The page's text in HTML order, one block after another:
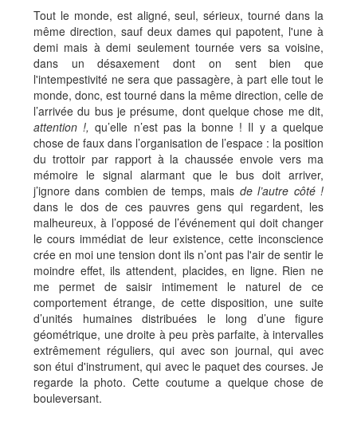
Tout le monde, est aligné, seul, sérieux, tourné dans la
même direction, sauf deux dames qui papotent, l'une à
demi mais à demi seulement tournée vers sa voisine,
dans un désaxement dont on sent bien que
l'intempestivité ne sera que passagère, à part elle tout le
monde, donc, est tourné dans la même direction, celle de
l’arrivée du bus je présume, dont quelque chose me dit,
attention !, qu’elle n’est pas la bonne ! Il y a quelque
chose de faux dans l’organisation de l’espace : la position
du trottoir par rapport à la chaussée envoie vers ma
mémoire le signal alarmant que le bus doit arriver,
j’ignore dans combien de temps, mais de l’autre côté !
dans le dos de ces pauvres gens qui regardent, les
malheureux, à l’opposé de l’événement qui doit changer
le cours immédiat de leur existence, cette inconscience
crée en moi une tension dont ils n’ont pas l'air de sentir le
moindre effet, ils attendent, placides, en ligne. Rien ne
me permet de saisir intimement le naturel de ce
comportement étrange, de cette disposition, une suite
d’unités humaines distribuées le long d’une figure
géométrique, une droite à peu près parfaite, à intervalles
extrêmement réguliers, qui avec son journal, qui avec
son étui d'instrument, qui avec le paquet des courses. Je
regarde la photo. Cette coutume a quelque chose de
bouleversant.